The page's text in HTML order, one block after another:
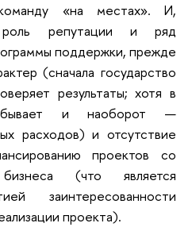
«на местах». И,
роль репутации и ряд
поддержки, прежде
(сначала государство
результаты; хотя в
бывает и наоборот —
расходов) и отсутствие
проектов со
(что является
заинтересованности
проекта).